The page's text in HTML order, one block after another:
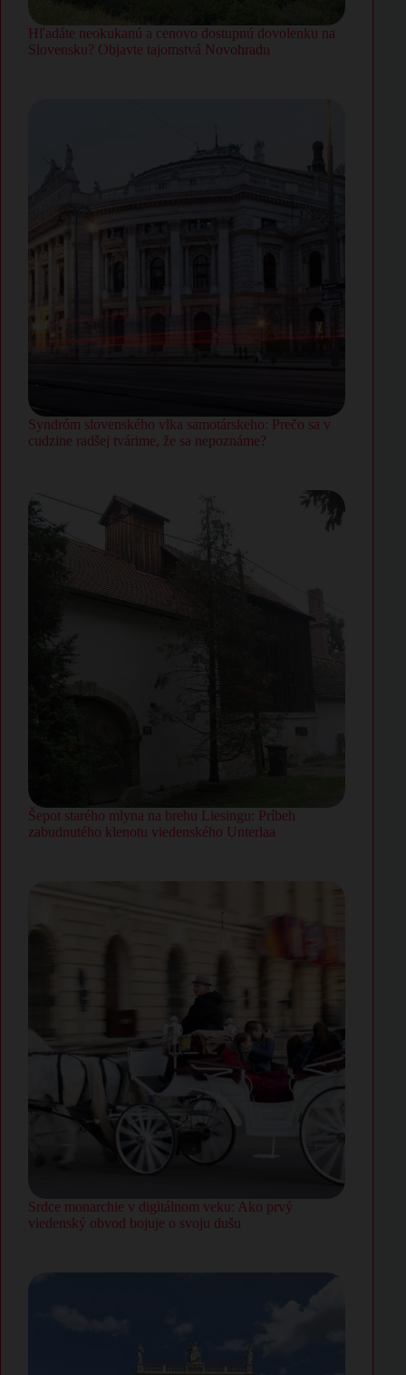
Hľadáte neokukanú a cenovo dostupnú dovolenku na
Slovensku? Objavte tajomstvá Novohradu
Syndróm slovenského vlka samotárskeho: Prečo sa v
cudzine radšej tvárime, že sa nepoznáme?
Šepot starého mlyna na brehu Liesingu: Príbeh
zabudnutého klenotu viedenského Unterlaa
Srdce monarchie v digitálnom veku: Ako prvý
viedenský obvod bojuje o svoju dušu